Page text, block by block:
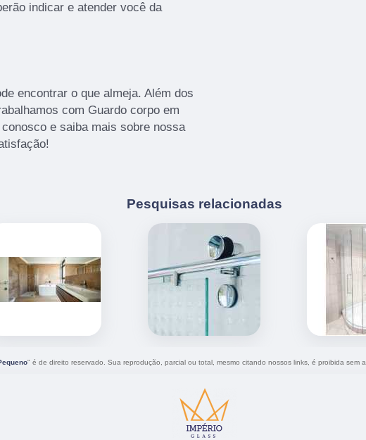
indicar e atender você da
encontrar o que almeja. Além dos
com Guardo corpo em
e saiba mais sobre nossa
Pesquisas relacionadas
" é de direito reservado. Sua reprodução, parcial ou total, mesmo citando nossos links, é proibida